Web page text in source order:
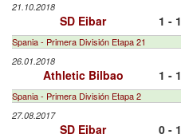
21.10.2018
SD Eibar 1 - 1
Spania - Primera División Etapa 21
26.01.2018
Athletic Bilbao 1 - 1
Spania - Primera División Etapa 2
27.08.2017
SD Eibar 0 - 1